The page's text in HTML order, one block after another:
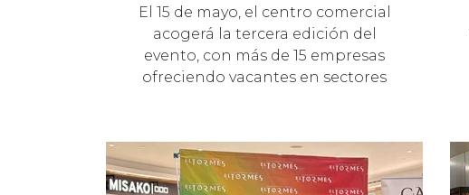
El 15 de mayo, el centro comercial
acogerá la tercera edición del
evento, con más de 15 empresas
ofreciendo vacantes en sectores